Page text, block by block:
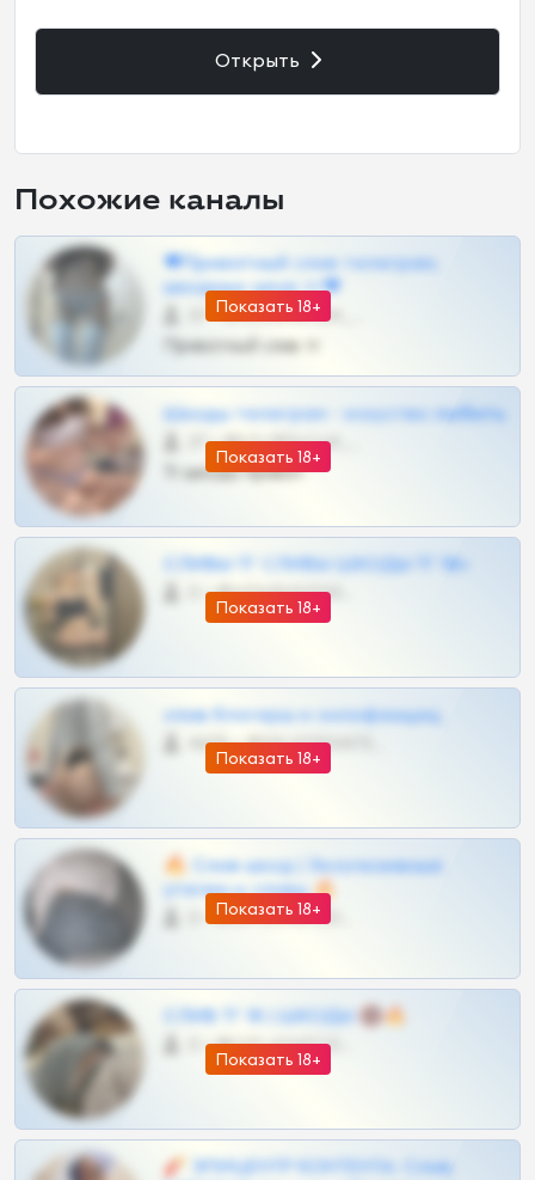
Открыть
Похожие каналы
Показать 18+
❤Приватный слив телеграм,
шкодных шкур тг❤
57 •
Приватный слив тг
Показать 18+
Шкоды телеграм - искуство любить
27 •
Тг шкоды приват
Показать 18+
СЛИВЫ ТГ СЛИВЫ ШКОДЫ ТГ 18+
0 •
Показать 18+
слив блогерш и онлифанщиц
4675 •
Показать 18+
🔥 Слив шкод | Эксклюзивные
утечки и сливы 🔥
0 •
Показать 18+
СЛИВ ТГ 18 | ШКОДЫ 🔞🔥
0 •
🧨 ЭПИЦЕНТР КОНТЕНТА: Слив